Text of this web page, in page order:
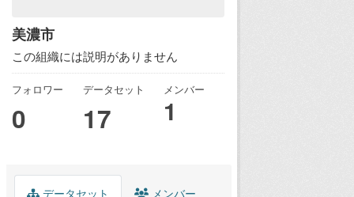
美濃市
この組織には説明がありません
フォロワー
0
データセット
17
メンバー
1
データセット メンバー